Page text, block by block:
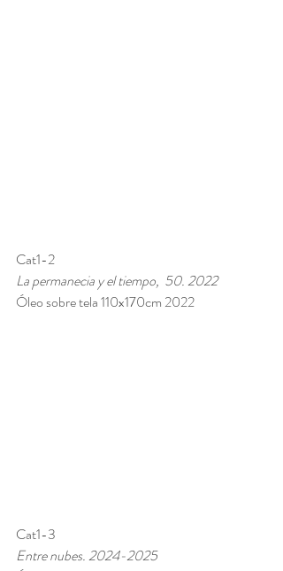
Cat1-2
La permanecia y el tiempo,  50. 2022
Óleo sobre tela 110x170cm 2022
Cat1-3
Entre nubes. 2024-2025